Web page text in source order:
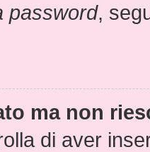
password,
ma non
di aver